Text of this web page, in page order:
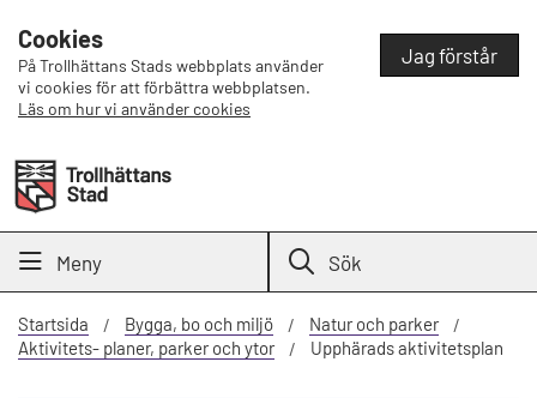
Cookies
På Trollhättans Stads webbplats använder
vi cookies för att förbättra webbplatsen.
Läs om hur vi använder cookies
Jag förstår
Meny Sök
Startsida Bygga, bo och miljö
Natur och parker
Aktivitets- planer, parker och ytor
Upphärads aktivitetsplan